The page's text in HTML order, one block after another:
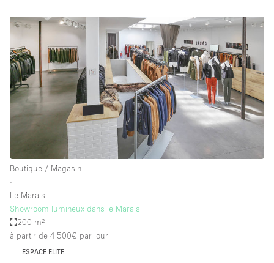
Boutique / Magasin
∙
Le Marais
Showroom lumineux dans le Marais
200 m²
à partir de 4.500€ par jour
ESPACE ÉLITE